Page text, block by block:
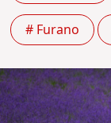
# Furano